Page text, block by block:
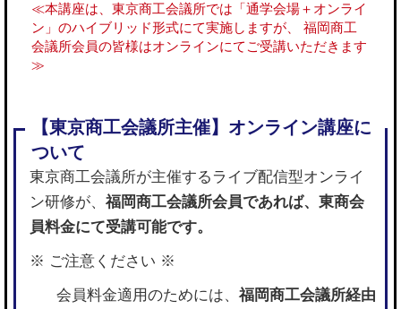
≪本講座は、東京商工会議所では「通学会場＋オンライ
ン」のハイブリッド形式にて実施しますが、 福岡商工
会議所会員の皆様はオンラインにてご受講いただきます
≫
東京商工会議所が主催するライブ配信型オンライ
ン研修が、 福岡商工会議所会員であれば、東商会
員料金にて受講可能です。
※ ご注意ください ※
会員料金適用のためには、 福岡商工会議所経由